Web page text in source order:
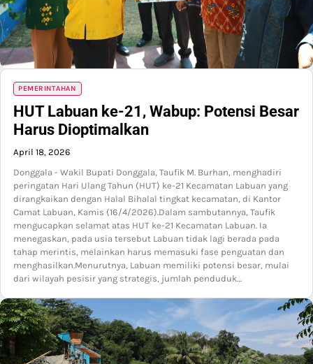
PEMERINTAHAN
HUT Labuan ke-21, Wabup: Potensi Besar
Harus Dioptimalkan
April 18, 2026
Donggala - Wakil Bupati Donggala, Taufik M. Burhan, menghadiri
peringatan Hari Ulang Tahun (HUT) ke-21 Kecamatan Labuan yang
dirangkaikan dengan Halal Bihalal tingkat kecamatan, di Kantor
Camat Labuan, Kamis (16/4/2026).Dalam sambutannya, Taufik
mengucapkan selamat atas HUT ke-21 Kecamatan Labuan. Ia
menegaskan, pada usia tersebut Labuan tidak lagi berada pada
tahap merintis, melainkan harus memasuki fase penguatan dan
menghasilkan.Menurutnya, Labuan memiliki potensi besar, mulai
dari wilayah pesisir yang strategis, jumlah penduduk…